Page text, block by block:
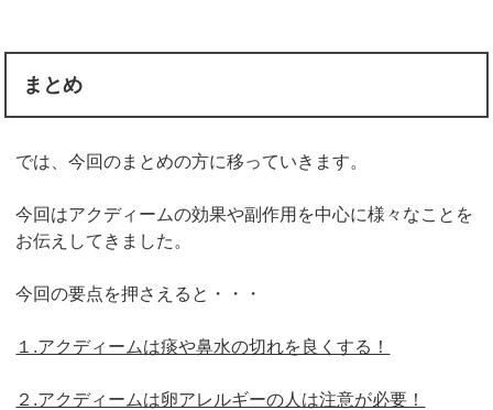
まとめ
では、今回のまとめの方に移っていきます。
今回はアクディームの効果や副作用を中心に様々なことを
お伝えしてきました。
今回の要点を押さえると・・・
１.アクディームは痰や鼻水の切れを良くする！
２.アクディームは卵アレルギーの人は注意が必要！